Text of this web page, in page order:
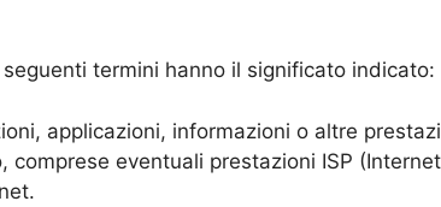
termini hanno il significato indicato:
applicazioni, informazioni o altre
eventuali prestazioni ISP